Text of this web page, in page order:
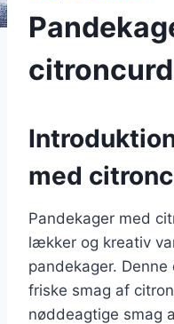
med
Pandekager med
lækker og kreativ
pandekager.
friske smag af
nøddeagtige smag